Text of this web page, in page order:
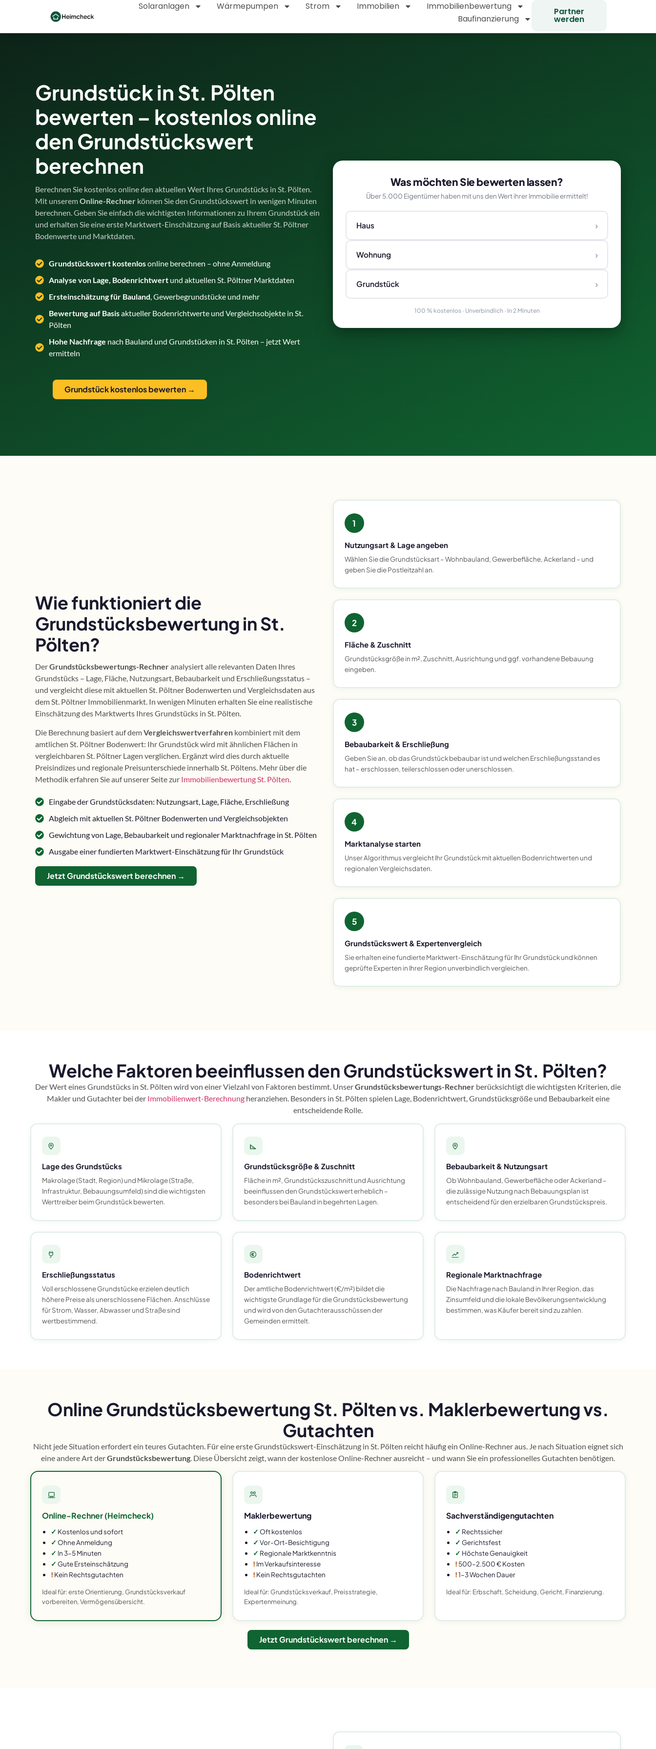
Solaranlagen Wärmepumpen Strom Immobilien
Immobilienbewertung
Baufinanzierung
Partner
werden
Grundstück in St. Pölten
bewerten – kostenlos online
den Grundstückswert
berechnen
Berechnen Sie kostenlos online den aktuellen Wert Ihres Grundstücks in St. Pölten.
Mit unseremOnline-Rechner können Sie den Grundstückswert in wenigen Minuten
berechnen. Geben Sie einfach die wichtigsten Informationen zu Ihrem Grundstück ein
und erhalten Sie eine erste Marktwert-Einschätzung auf Basis aktueller St. Pöltner
Bodenwerte und Marktdaten.
Grundstückswert kostenlosonline berechnen – ohne Anmeldung
Analyse von Lage, Bodenrichtwertund aktuellen St. Pöltner Marktdaten
Ersteinschätzung für Bauland, Gewerbegrundstücke und mehr
Bewertung auf Basisaktueller Bodenrichtwerte und Vergleichsobjekte in St.
Pölten
Hohe Nachfrage nach Bauland und Grundstücken in St. Pölten – jetzt Wert
ermitteln
Grundstück kostenlos bewerten →
Was möchten Sie bewerten lassen?
Über 5.000 Eigentümer haben mit uns den Wert ihrer Immobilie ermittelt!
Haus ›
Wohnung ›
Grundstück ›
100 % kostenlos · Unverbindlich · In 2 Minuten
Wie funktioniert die
Grundstücksbewertung in St.
Pölten?
DerGrundstücksbewertungs-Rechneranalysiert alle relevanten Daten Ihres
Grundstücks – Lage, Fläche, Nutzungsart, Bebaubarkeit und Erschließungsstatus –
und vergleicht diese mit aktuellen St. Pöltner Bodenwerten und Vergleichsdaten aus
dem St. Pöltner Immobilienmarkt. In wenigen Minuten erhalten Sie eine realistische
Einschätzung des Marktwerts Ihres Grundstücks in St. Pölten.
Die Berechnung basiert auf demVergleichswertverfahren kombiniert mit dem
amtlichen St. Pöltner Bodenwert: Ihr Grundstück wird mit ähnlichen Flächen in
vergleichbaren St. Pöltner Lagen verglichen. Ergänzt wird dies durch aktuelle
Preisindizes und regionale Preisunterschiede innerhalb St. Pöltens. Mehr über die
Methodik erfahren Sie auf unserer Seite zur Immobilienbewertung St. Pölten.
Eingabe der Grundstücksdaten: Nutzungsart, Lage, Fläche, Erschließung
Abgleich mit aktuellen St. Pöltner Bodenwerten und Vergleichsobjekten
Gewichtung von Lage, Bebaubarkeit und regionaler Marktnachfrage in St. Pölten
Ausgabe einer fundierten Marktwert-Einschätzung für Ihr Grundstück
Jetzt Grundstückswert berechnen →
1
Nutzungsart & Lage angeben
Wählen Sie die Grundstücksart – Wohnbauland, Gewerbefläche, Ackerland – und
geben Sie die Postleitzahl an.
2
Fläche & Zuschnitt
Grundstücksgröße in m², Zuschnitt, Ausrichtung und ggf. vorhandene Bebauung
eingeben.
3
Bebaubarkeit & Erschließung
Geben Sie an, ob das Grundstück bebaubar ist und welchen Erschließungsstand es
hat – erschlossen, teilerschlossen oder unerschlossen.
4
Marktanalyse starten
Unser Algorithmus vergleicht Ihr Grundstück mit aktuellen Bodenrichtwerten und
regionalen Vergleichsdaten.
5
Grundstückswert & Expertenvergleich
Sie erhalten eine fundierte Marktwert-Einschätzung für Ihr Grundstück und können
geprüfte Experten in Ihrer Region unverbindlich vergleichen.
Welche Faktoren beeinflussen den Grundstückswert in St. Pölten?
Der Wert eines Grundstücks in St. Pölten wird von einer Vielzahl von Faktoren bestimmt. UnserGrundstücksbewertungs-Rechner berücksichtigt die wichtigsten Kriterien, die
Makler und Gutachter bei der Immobilienwert-Berechnungheranziehen. Besonders in St. Pölten spielen Lage, Bodenrichtwert, Grundstücksgröße und Bebaubarkeit eine
entscheidende Rolle.
Lage des Grundstücks
Makrolage (Stadt, Region) und Mikrolage (Straße,
Infrastruktur, Bebauungsumfeld) sind die wichtigsten
Werttreiber beim Grundstück bewerten.
Grundstücksgröße & Zuschnitt
Fläche in m², Grundstückszuschnitt und Ausrichtung
beeinflussen den Grundstückswert erheblich –
besonders bei Bauland in begehrten Lagen.
Bebaubarkeit & Nutzungsart
Ob Wohnbauland, Gewerbefläche oder Ackerland –
die zulässige Nutzung nach Bebauungsplan ist
entscheidend für den erzielbaren Grundstückspreis.
Erschließungsstatus
Voll erschlossene Grundstücke erzielen deutlich
höhere Preise als unerschlossene Flächen. Anschlüsse
für Strom, Wasser, Abwasser und Straße sind
wertbestimmend.
Bodenrichtwert
Der amtliche Bodenrichtwert (€/m²) bildet die
wichtigste Grundlage für die Grundstücksbewertung
und wird von den Gutachterausschüssen der
Gemeinden ermittelt.
Regionale Marktnachfrage
Die Nachfrage nach Bauland in Ihrer Region, das
Zinsumfeld und die lokale Bevölkerungsentwicklung
bestimmen, was Käufer bereit sind zu zahlen.
Online Grundstücksbewertung St. Pölten vs. Maklerbewertung vs.
Gutachten
Nicht jede Situation erfordert ein teures Gutachten. Für eine erste Grundstückswert-Einschätzung in St. Pölten reicht häufig ein Online-Rechner aus. Je nach Situation eignet sich
eine andere Art derGrundstücksbewertung . Diese Übersicht zeigt, wann der kostenlose Online-Rechner ausreicht – und wann Sie ein professionelles Gutachten benötigen.
Online-Rechner (Heimcheck)
✓ Kostenlos und sofort
✓ Ohne Anmeldung
✓ In 3–5 Minuten
✓ Gute Ersteinschätzung
! Kein Rechtsgutachten
Ideal für: erste Orientierung, Grundstücksverkauf
vorbereiten, Vermögensübersicht.
Maklerbewertung
✓ Oft kostenlos
✓ Vor-Ort-Besichtigung
✓ Regionale Marktkenntnis
! Im Verkaufsinteresse
! Kein Rechtsgutachten
Ideal für: Grundstücksverkauf, Preisstrategie,
Expertenmeinung.
Sachverständigengutachten
✓ Rechtssicher
✓ Gerichtsfest
✓ Höchste Genauigkeit
! 500–2.500 € Kosten
!1–3 Wochen Dauer
Ideal für: Erbschaft, Scheidung, Gericht, Finanzierung.
Jetzt Grundstückswert berechnen →